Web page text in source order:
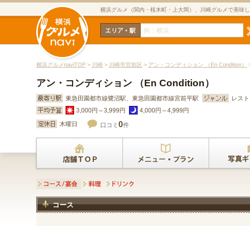
横浜グルメ（関内・桜木町・上大岡）、川崎グルメで美味
横浜グルメnaviTOP > 川崎 > 川崎市宮前区 > アン・コンディション （En Condition）
アン・コンディション （En Condition）
東急田園都市線鷺沼駅、東急田園都市線宮前平駅
レス
3,000円～3,999円
4,000円～4,999円
木曜日
口コミ 0件
コース